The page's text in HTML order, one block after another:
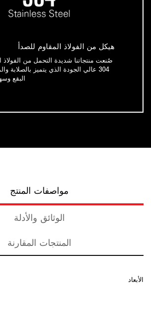
هيكل من الفولاذ المقاوم للصدأ
صُنعت منتجاتنا شديدة التحمل من الفولاذ
304 عالي الجودة الذي يتميز بالصلابة
البقع
مواصفات المنتج
الوثائق والأدلة
المنتجات المقارنة
الأبعاد